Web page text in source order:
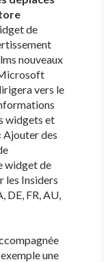
de
nouveaux
vers le
widgets et
Ajouter des
widget de
les Insiders
DE, FR, AU,
une